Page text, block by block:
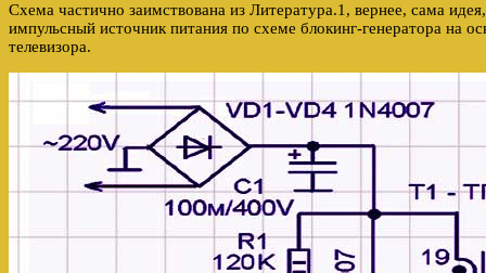
Схема частично заимствована из Литература.1, вернее, сама
импульсный источник питания по схеме блокинг-генератора на
телевизора.